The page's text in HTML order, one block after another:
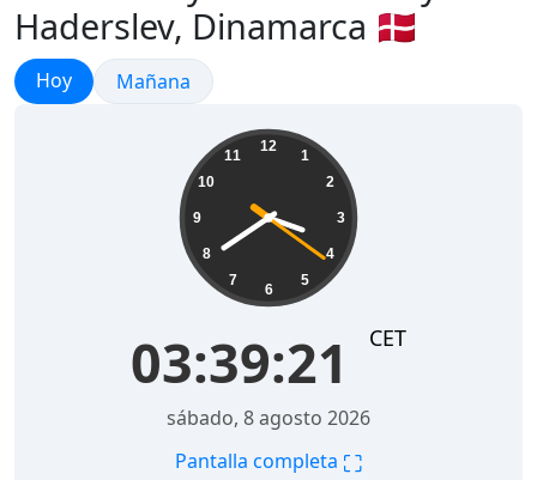
Haderslev, Dinamarca 🇩🇰
Amanecer y atardecer
Hoy Amanecer y atardecer
Mañana
12
1
2
3
4
5
6
7
8
9
10
11
03:39:22 CET
sábado, 8 agosto 2026
Pantalla completa ⛶